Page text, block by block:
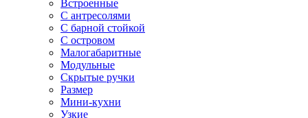
Встроенные
С антресолями
С барной стойкой
С островом
Малогабаритные
Модульные
Скрытые ручки
Размер
Мини-кухни
Узкие